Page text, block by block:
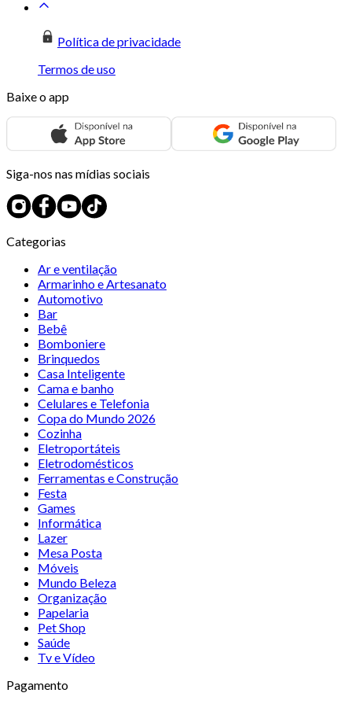
Política de privacidade
Termos de uso
Baixe o app
Siga-nos nas mídias sociais
Categorias
Ar e ventilação
Armarinho e Artesanato
Automotivo
Bar
Bebê
Bomboniere
Brinquedos
Casa Inteligente
Cama e banho
Celulares e Telefonia
Copa do Mundo 2026
Cozinha
Eletroportáteis
Eletrodomésticos
Ferramentas e Construção
Festa
Games
Informática
Lazer
Mesa Posta
Móveis
Mundo Beleza
Organização
Papelaria
Pet Shop
Saúde
Tv e Vídeo
Pagamento